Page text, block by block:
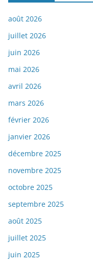
août 2026
juillet 2026
juin 2026
mai 2026
avril 2026
mars 2026
février 2026
janvier 2026
décembre 2025
novembre 2025
octobre 2025
septembre 2025
août 2025
juillet 2025
juin 2025